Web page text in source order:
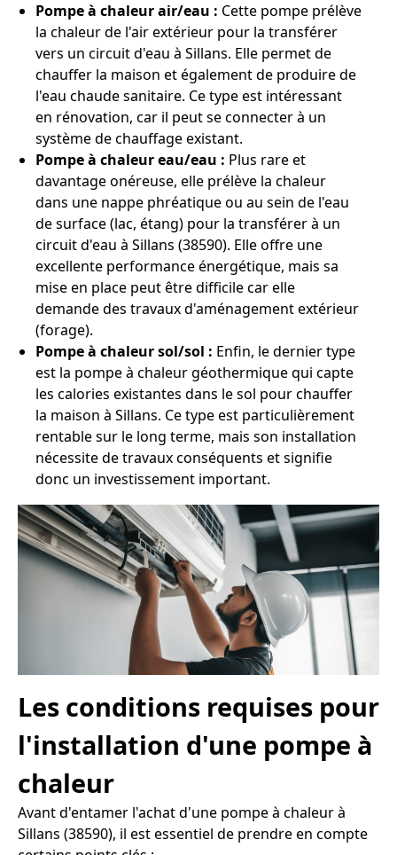
Pompe à chaleur air/eau : Cette pompe prélève
la chaleur de l'air extérieur pour la transférer
vers un circuit d'eau à Sillans. Elle permet de
chauffer la maison et également de produire de
l'eau chaude sanitaire. Ce type est intéressant
en rénovation, car il peut se connecter à un
système de chauffage existant.
Pompe à chaleur eau/eau : Plus rare et
davantage onéreuse, elle prélève la chaleur
dans une nappe phréatique ou au sein de l'eau
de surface (lac, étang) pour la transférer à un
circuit d'eau à Sillans (38590). Elle offre une
excellente performance énergétique, mais sa
mise en place peut être difficile car elle
demande des travaux d'aménagement extérieur
(forage).
Pompe à chaleur sol/sol : Enfin, le dernier type
est la pompe à chaleur géothermique qui capte
les calories existantes dans le sol pour chauffer
la maison à Sillans. Ce type est particulièrement
rentable sur le long terme, mais son installation
nécessite de travaux conséquents et signifie
donc un investissement important.
Les conditions requises pour
l'installation d'une pompe à
chaleur
Avant d'entamer l'achat d'une pompe à chaleur à
Sillans (38590), il est essentiel de prendre en compte